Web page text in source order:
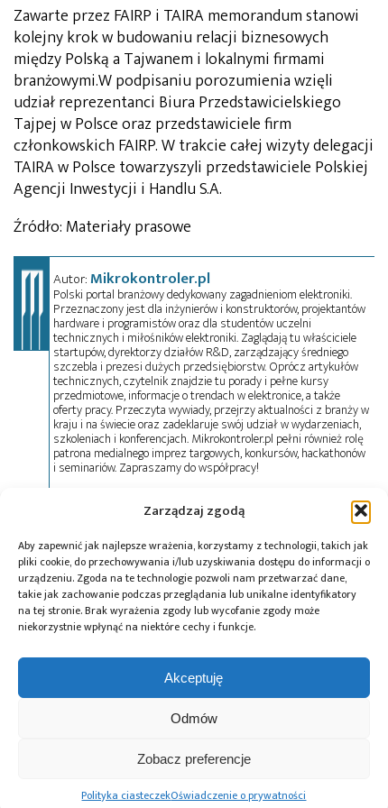
Zarządzaj zgodą
Aby zapewnić jak najlepsze wrażenia, korzystamy z technologii, takich jak
pliki cookie, do przechowywania i/lub uzyskiwania dostępu do informacji o
urządzeniu. Zgoda na te technologie pozwoli nam przetwarzać dane,
takie jak zachowanie podczas przeglądania lub unikalne identyfikatory
na tej stronie. Brak wyrażenia zgody lub wycofanie zgody może
niekorzystnie wpłynąć na niektóre cechy i funkcje.
Akceptuję
Odmów
Zobacz preferencje
Polityka ciasteczekOświadczenie o prywatności
Zawarte przez FAIRP i TAIRA memorandum stanowi
kolejny krok w budowaniu relacji biznesowych
między Polską a Tajwanem i lokalnymi firmami
branżowymi.W podpisaniu porozumienia wzięli
udział reprezentanci Biura Przedstawicielskiego
Tajpej w Polsce oraz przedstawiciele firm
członkowskich FAIRP. W trakcie całej wizyty delegacji
TAIRA w Polsce towarzyszyli przedstawiciele Polskiej
Agencji Inwestycji i Handlu S.A.
Źródło: Materiały prasowe
Autor:Mikrokontroler.pl
Polski portal branżowy dedykowany zagadnieniom elektroniki.
Przeznaczony jest dla inżynierów i konstruktorów, projektantów
hardware i programistów oraz dla studentów uczelni
technicznych i miłośników elektroniki. Zaglądają tu właściciele
startupów, dyrektorzy działów R&D, zarządzający średniego
szczebla i prezesi dużych przedsiębiorstw. Oprócz artykułów
technicznych, czytelnik znajdzie tu porady i pełne kursy
przedmiotowe, informacje o trendach w elektronice, a także
oferty pracy. Przeczyta wywiady, przejrzy aktualności z branży w
kraju i na świecie oraz zadeklaruje swój udział w wydarzeniach,
szkoleniach i konferencjach. Mikrokontroler.pl pełni również rolę
patrona medialnego imprez targowych, konkursów, hackathonów
i seminariów. Zapraszamy do współpracy!
Przeczytaj również:
Autonomicznych
Przedstawiciele
Łukasiewicza